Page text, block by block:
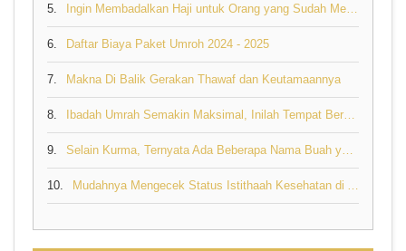
5.
6. Daftar Biaya Paket Umroh 2024 - 2025
7. Makna Di Balik Gerakan Thawaf dan Keutamaannya
8.
9.
10.